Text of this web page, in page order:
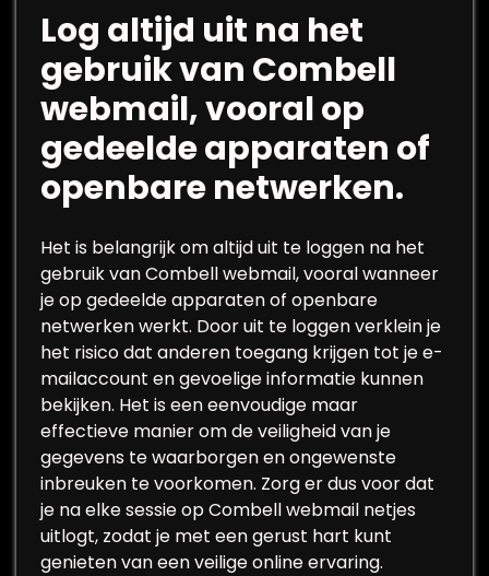
Log altijd uit na het
gebruik van Combell
webmail, vooral op
gedeelde apparaten of
openbare netwerken.
Het is belangrijk om altijd uit te loggen na het
gebruik van Combell webmail, vooral wanneer
je op gedeelde apparaten of openbare
netwerken werkt. Door uit te loggen verklein je
het risico dat anderen toegang krijgen tot je e-
mailaccount en gevoelige informatie kunnen
bekijken. Het is een eenvoudige maar
effectieve manier om de veiligheid van je
gegevens te waarborgen en ongewenste
inbreuken te voorkomen. Zorg er dus voor dat
je na elke sessie op Combell webmail netjes
uitlogt, zodat je met een gerust hart kunt
genieten van een veilige online ervaring.